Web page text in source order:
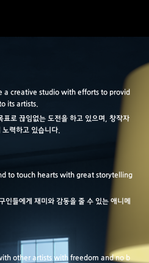
a creative studio with efforts to provid
its artists.
표로 끊임없는 도전을 하고 있으며, 창작자
노력하고 있습니다.
to touch hearts with great storytelling
인들에게 재미와 감동을 줄 수 있는 애니메
other artists with freedom and no b